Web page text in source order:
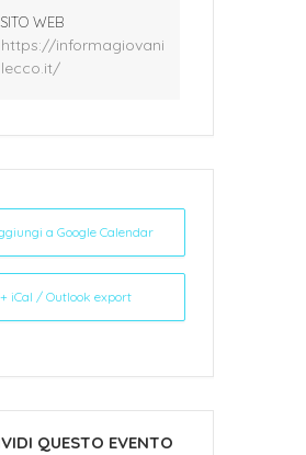
SITO WEB
https://informagiovani
lecco.it/
a Google Calendar
+ iCal / Outlook export
QUESTO EVENTO